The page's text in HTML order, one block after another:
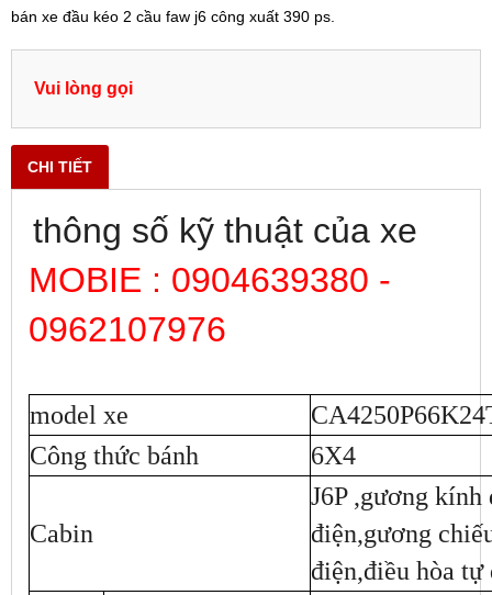
bán xe đầu kéo 2 cầu faw j6 công xuất 390 ps.
Vui lòng gọi
CHI TIẾT
thông số kỹ thuật của xe
MOBIE : 0904639380 -
0962107976
model xe
Công thức bánh
6X4
Cabin
J6P ,gương kính
điện,gương
điện,điều hòa tự